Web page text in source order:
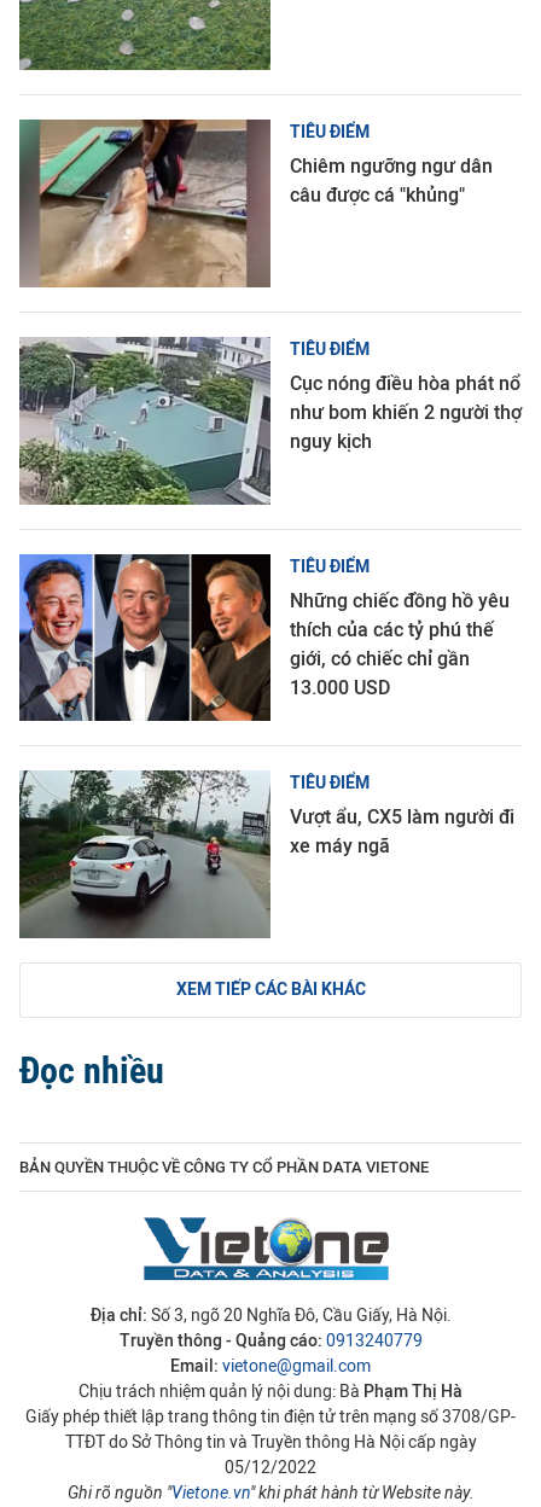
TIÊU ĐIỂM
Chiêm ngưỡng ngư dân
câu được cá "khủng"
TIÊU ĐIỂM
Cục nóng điều hòa phát nổ
như bom khiến 2 người thợ
nguy kịch
TIÊU ĐIỂM
Những chiếc đồng hồ yêu
thích của các tỷ phú thế
giới, có chiếc chỉ gần
13.000 USD
TIÊU ĐIỂM
Vượt ẩu, CX5 làm người đi
xe máy ngã
XEM TIẾP CÁC BÀI KHÁC
Đọc nhiều
BẢN QUYỀN THUỘC VỀ CÔNG TY CỔ PHẦN DATA VIETONE
Địa chỉ: Số 3, ngõ 20 Nghĩa Đô, Cầu Giấy, Hà Nội.
Truyền thông - Quảng cáo: 0913240779
Email: vietone@gmail.com
Chịu trách nhiệm quản lý nội dung: Bà Phạm Thị Hà
Giấy phép thiết lập trang thông tin điện tử trên mạng số 3708/GP-
TTĐT do Sở Thông tin và Truyền thông Hà Nội cấp ngày
05/12/2022
Ghi rõ nguồn "Vietone.vn" khi phát hành từ Website này.